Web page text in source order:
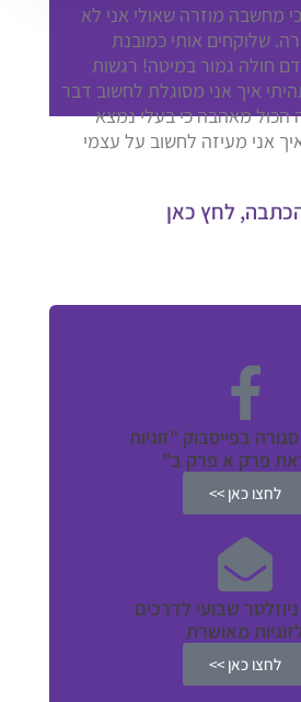
מחשבה מוזרה שאולי אני לא
שלוקחים אותי כמובנת
חולה גמור במיטה! רגשות
איך אני מסוגלת לחשוב דבר
הכול מאהבה כי בעלי נמצא
אני מעיזה לחשוב על עצמי
לחץ כאן
בפייסבוק "זוגיות
פרק א פרק ב"
לחצו כאן >>
שבועי לדרכים
מאושרת
לחצו כאן >>